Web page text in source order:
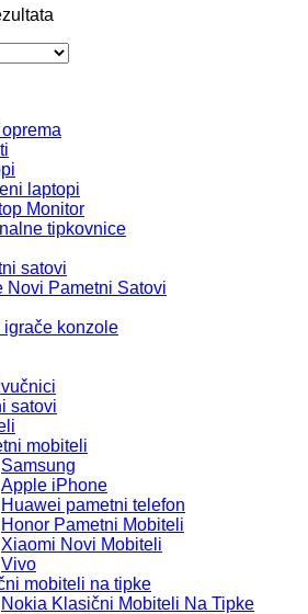
laptopi
Monitor
tipkovnice
satovi
Novi Pametni Satovi
igrače konzole
satovi
mobiteli
Samsung
Apple iPhone
Huawei pametni telefon
Honor Pametni Mobiteli
Xiaomi Novi Mobiteli
Vivo
mobiteli na tipke
Nokia Klasični Mobiteli Na Tipke